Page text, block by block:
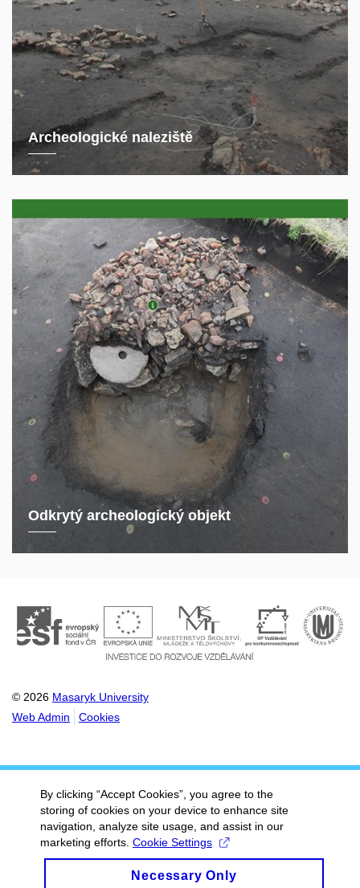
Archeologické naleziště
Odkrytý archeologický objekt
© 2026 Masaryk University
Web Admin
Cookies
By clicking “Accept Cookies”, you agree to the
storing of cookies on your device to enhance site
navigation, analyze site usage, and assist in our
marketing efforts. Cookie Settings
Necessary Only